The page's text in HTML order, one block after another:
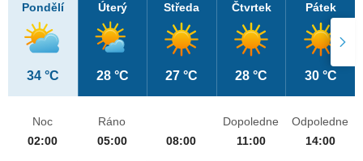
Pondělí
34 °C
Úterý
28 °C
Středa
27 °C
Čtvrtek
28 °C
Pátek
30 °C
Noc
02:00
Ráno
05:00
08:00
Dopoledne
11:00
Odpoledne
14:00